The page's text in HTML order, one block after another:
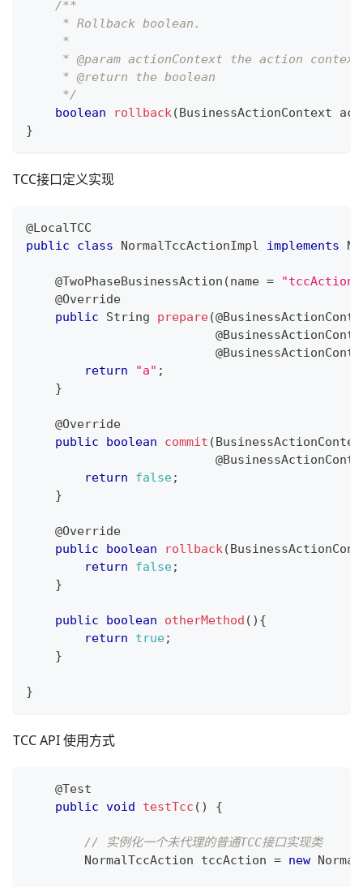
/**
     * Rollback boolean.
     *
     * @param actionContext the action context
     * @return the boolean
     */
boolean
rollback(BusinessActionContext
}
TCC接口定义实现
@LocalTCC
public
class NormalTccActionImpl implements
@TwoPhaseBusinessAction (name =
@Override
public
String prepare(
return
"a" ;
}
@Override
public
boolean commit (
return
false;
}
@Override
public
boolean rollback(
return
false;
}
public boolean otherMethod ( ) {
return
true;
}
}
TCC API 使用方式
@Test
public void testTcc ( ) {
// 实例化一个未代理的普通TCC接口实现类
NormalTccAction tccAction = new